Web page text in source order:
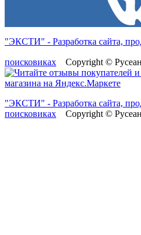
"ЭКСТИ" - Разработка сайта,
поисковиках Copyright ©
"ЭКСТИ" - Разработка сайта,
поисковиках Copyright ©